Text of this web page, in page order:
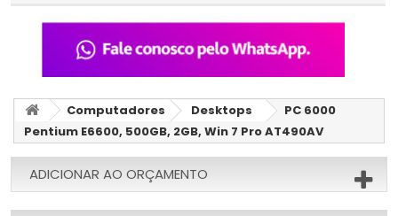
Computadores Desktops
PC 6000
Pentium E6600, 500GB, 2GB, Win 7 Pro AT490AV
ADICIONAR AO ORÇAMENTO